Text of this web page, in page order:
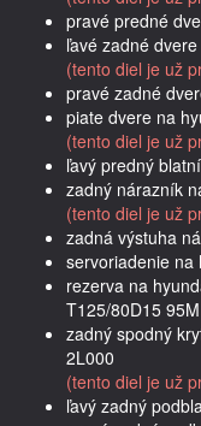
pravé predné
ľavé zadné
(tento diel je už
pravé zadné
piate dvere na
(tento diel je už
ľavý predný
zadný nárazník
(tento diel je už
zadná výstuha
servoriadenie na
rezerva na
T125/80D15 95M
zadný spodný
2L000
(tento diel je už
ľavý zadný